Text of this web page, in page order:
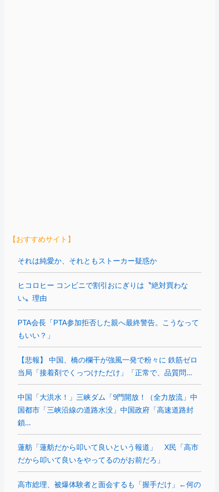
【おすすめサイト】
それは純愛か、それともストーカー疑惑か
ヒコロヒー コンビニで割引おにぎりは〝絶対買わな
い〟理由
PTA会長「PTA参加拒否した親へ最終警告。こうなって
もいい？」
【悲報】 中国、橋の欄干が強風一発で粉々に 鉄筋ゼロ
当局「接着剤でくっつけただけ」「正常で、品質問...
中国「大洪水！」三峡ダム「9門開放！（全力放流」中
国都市「三峡沿線の道路水没」中国政府「高速道路封
鎖...
蓮舫「蓮舫だから叩いて良いという報道」 X民「高市
だから叩いて良いをやってるのがお前だろ」
高市総理、被爆体験者と面会するも「握手だけ」←何の